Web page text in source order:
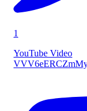
1
YouTube Video